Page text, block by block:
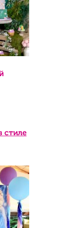
стиле